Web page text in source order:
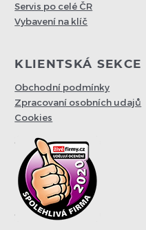
Servis po celé ČR
Vybavení na klíč
KLIENTSKÁ SEKCE
Obchodní podmínky
Zpracovaní osobních udajů
Cookies